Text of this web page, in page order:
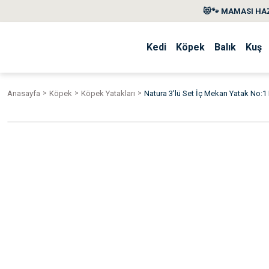
😻🐾 MAMASI
Kedi Köpek Balık Kuş
Anasayfa Köpek Köpek Yatakları Natura 3'lü Set İç Mekan Yatak